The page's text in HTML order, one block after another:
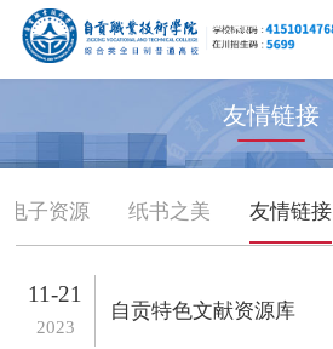
友情链接
电子资源 纸书之美 友情链接
11-21
2023
自贡特色文献资源库